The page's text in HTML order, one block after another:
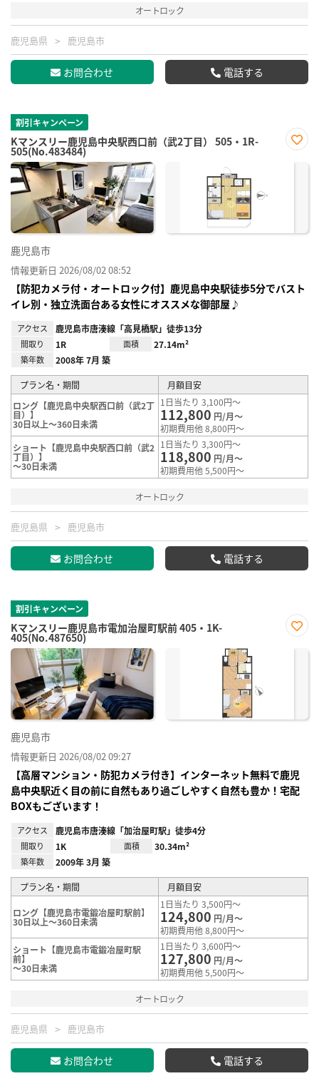
オートロック
鹿児島県 鹿児島市
お問合わせ 電話する
割引キャンペーン
Kマンスリー鹿児島中央駅西口前（武2丁目） 505・1R-
505(No.483484)
に入
鹿児島市
情報更新日 2026/08/02 08:52
【防犯カメラ付・オートロック付】鹿児島中央駅徒歩5分でバスト
イレ別・独立洗面台ある女性にオススメな御部屋♪
アクセス 鹿児島市唐湊線「高見橋駅」徒歩13分
間取り 1R 面積 27.14m²
築年数 2008年 7月 築
プラン名・期間
月額目安
ロング【鹿児島中央駅西口前（武2丁
目）】
30日以上～360日未満
1日当たり 3,100円～
112,800 円/月～
初期費用他 8,800円～
ショート【鹿児島中央駅西口前（武2
丁目）】
～30日未満
1日当たり 3,300円～
118,800 円/月～
初期費用他 5,500円～
オートロック
鹿児島県 鹿児島市
お問合わせ 電話する
割引キャンペーン
Kマンスリー鹿児島市電加治屋町駅前 405・1K-
405(No.487650)
に入
鹿児島市
情報更新日 2026/08/02 09:27
【高層マンション・防犯カメラ付き】インターネット無料で鹿児
島中央駅近く目の前に自然もあり過ごしやすく自然も豊か！宅配
BOXもございます！
アクセス 鹿児島市唐湊線「加治屋町駅」徒歩4分
間取り 1K 面積 30.34m²
築年数 2009年 3月 築
プラン名・期間 月額目安
ロング【鹿児島市電鍛冶屋町駅前】
30日以上～360日未満
1日当たり 3,500円～
124,800 円/月～
初期費用他 8,800円～
ショート【鹿児島市電鍛冶屋町駅
前】
～30日未満
1日当たり 3,600円～
127,800 円/月～
初期費用他 5,500円～
オートロック
鹿児島県 鹿児島市
お問合わせ 電話する